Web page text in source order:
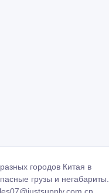
городов Китая в
грузы и негабариты.